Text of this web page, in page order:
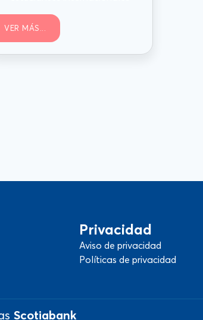
VER MÁS...
Privacidad
Aviso de privacidad
Políticas de privacidad
Scotiabank